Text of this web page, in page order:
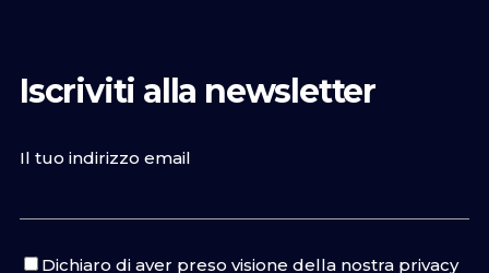
Iscriviti alla newsletter
Il tuo indirizzo email
Dichiaro di aver preso visione della nostra privacy